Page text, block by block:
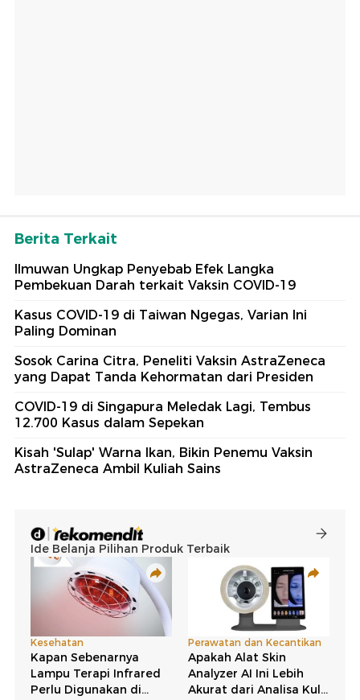
Berita Terkait
Ilmuwan Ungkap Penyebab Efek Langka
Pembekuan Darah terkait Vaksin COVID-19
Kasus COVID-19 di Taiwan Ngegas, Varian Ini
Paling Dominan
Sosok Carina Citra, Peneliti Vaksin AstraZeneca
yang Dapat Tanda Kehormatan dari Presiden
COVID-19 di Singapura Meledak Lagi, Tembus
12.700 Kasus dalam Sepekan
Kisah 'Sulap' Warna Ikan, Bikin Penemu Vaksin
AstraZeneca Ambil Kuliah Sains